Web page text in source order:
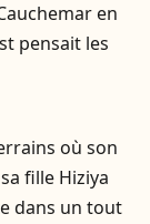
en
pensait les
où son
fille Hiziya
dans un tout